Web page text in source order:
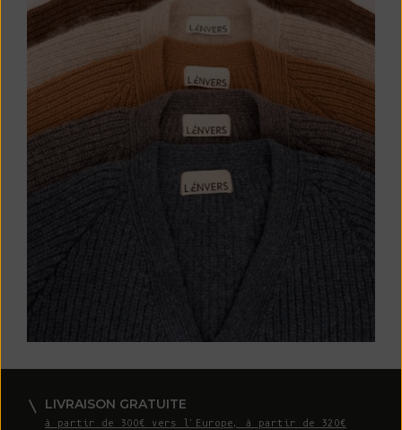
LIVRAISON GRATUITE
à partir de 300€ vers l'Europe, à partir de 320€